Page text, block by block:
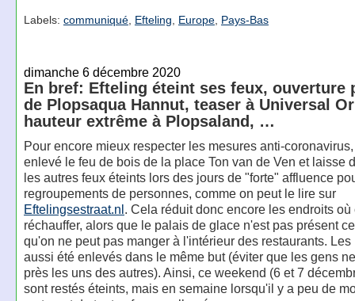
Labels: communiqué, Efteling, Europe, Pays-Bas
dimanche 6 décembre 2020
En bref: Efteling éteint ses feux, ouverture
de Plopsaqua Hannut, teaser à Universal
hauteur extrême à Plopsaland, …
Pour encore mieux respecter les mesures anti-
enlevé le feu de bois de la place Ton van de Ven et laisse
les autres feux éteints lors des jours de "forte" affluence
regroupements de personnes, comme on peut le lire sur
Eftelingsestraat.nl. Cela réduit donc encore les endroits où
réchauffer, alors que le palais de glace n'est pas présent
qu'on ne peut pas manger à l'intérieur des restaurants. Les
aussi été enlevés dans le même but (éviter que les gens
près les uns des autres). Ainsi, ce weekend (6 et 7
sont restés éteints, mais en semaine lorsqu'il y a peu de